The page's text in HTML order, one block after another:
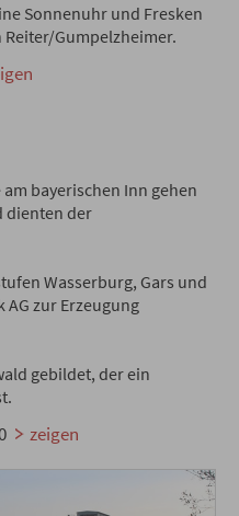
Sonnenuhr und Fresken
Gumpelzheimer.
bayerischen Inn gehen
dienten der
Wasserburg, Gars und
zur Erzeugung
gebildet, der ein
zeigen